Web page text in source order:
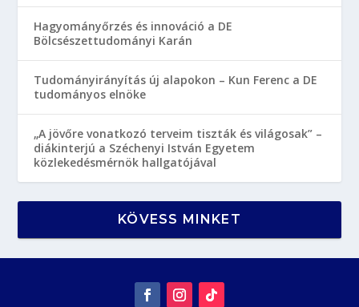
Hagyományőrzés és innováció a DE
Bölcsészettudományi Karán
Tudományirányítás új alapokon – Kun Ferenc a DE
tudományos elnöke
„A jövőre vonatkozó terveim tiszták és világosak” –
diákinterjú a Széchenyi István Egyetem
közlekedésmérnök hallgatójával
KÖVESS MINKET